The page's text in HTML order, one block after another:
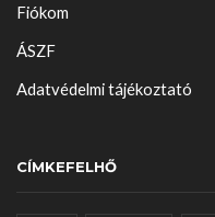
Fiókom
ÁSZF
Adatvédelmi tájékoztató
CÍMKEFELHŐ